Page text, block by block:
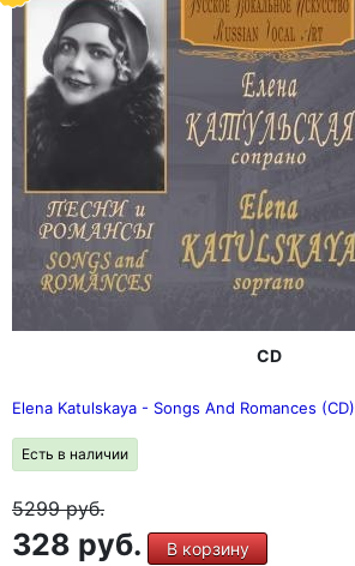
CD
Elena Katulskaya - Songs And Romances (CD)
Есть в наличии
5299руб.
328 руб. В корзину